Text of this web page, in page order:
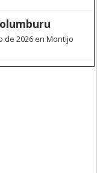
de 2026 en Montijo